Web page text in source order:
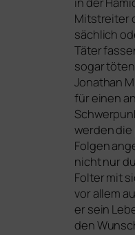
Mitstreiter
säch­lich
Täter
sogar
Jonathan
für einen
wer­den
Folgen
nicht nur
Folter mit
vor allem
er sein
den